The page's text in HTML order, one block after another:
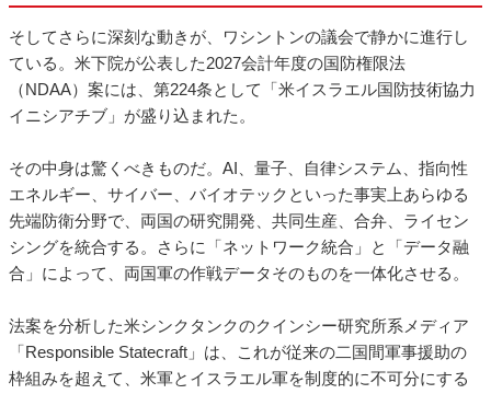
そしてさらに深刻な動きが、ワシントンの議会で静かに進行し
ている。米下院が公表した2027会計年度の国防権限法
（NDAA）案には、第224条として「米イスラエル国防技術協力
イニシアチブ」が盛り込まれた。
その中身は驚くべきものだ。AI、量子、自律システム、指向性
エネルギー、サイバー、バイオテックといった事実上あらゆる
先端防衛分野で、両国の研究開発、共同生産、合弁、ライセン
シングを統合する。さらに「ネットワーク統合」と「データ融
合」によって、両国軍の作戦データそのものを一体化させる。
法案を分析した米シンクタンクのクインシー研究所系メディア
「Responsible Statecraft」は、これが従来の二国間軍事援助の
枠組みを超えて、米軍とイスラエル軍を制度的に不可分にする